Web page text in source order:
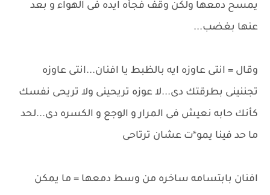
يمسح دمعها ولكن وقف فجأه ايده فى الهواء و بعد
عنها بغضب...
وقال = انتى عاوزه ايه بالظبط يا افنان...انتى عاوزه
تجننينى بطرقتك دى...لا عوزه تريحينى ولا تريحى نفسك
كأنك حابه نعيش فى المرار و الوجع و الكسره دى...لحد
ما حد فينا يمو*ت عشان ترتاحى
افنان بابتسامه ساخره من وسط دمعها = ما يمكن